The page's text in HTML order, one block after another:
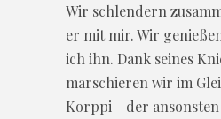
Wir schlendern
er mit mir. Wir
ich ihn. Dank seines
marschieren wir im
Korppi - der ansonsten